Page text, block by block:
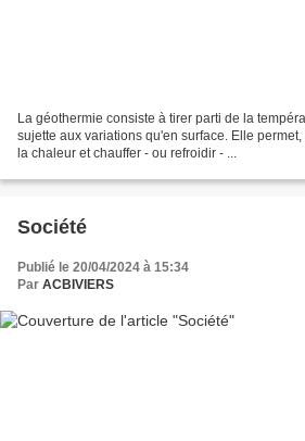
La géothermie consiste à tirer parti de la
sujette aux variations qu'en surface. Elle
la chaleur et chauffer - ou refroidir - ...
Société
Publié le 20/04/2024 à 15:34
Par ACBIVIERS